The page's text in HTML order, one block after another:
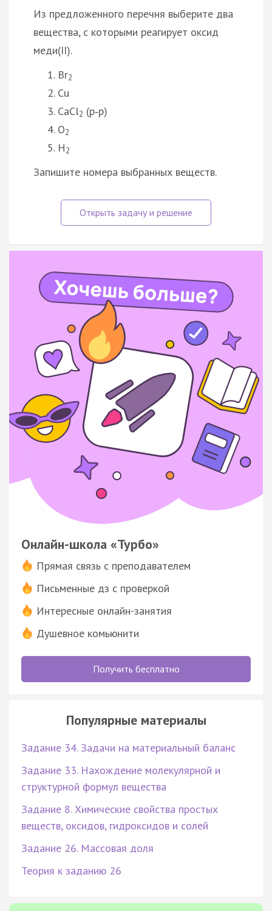
Из предложенного перечня выберите два
вещества, с которыми реагирует оксид
меди(II).
Br2
Cu
CaCl2 (р‑р)
O2
H2
Запишите номера выбранных веществ.
Онлайн-школа «Турбо»
Прямая связь с преподавателем
Письменные дз с проверкой
Интересные онлайн-занятия
Душевное комьюнити
Получить бесплатно
Популярные материалы
Задание 34. Задачи на материальный баланс
Задание 33. Нахождение молекулярной и
структурной формул вещества
Задание 8. Химические свойства простых
веществ, оксидов, гидроксидов и солей
Задание 26. Массовая доля
Теория к заданию 26